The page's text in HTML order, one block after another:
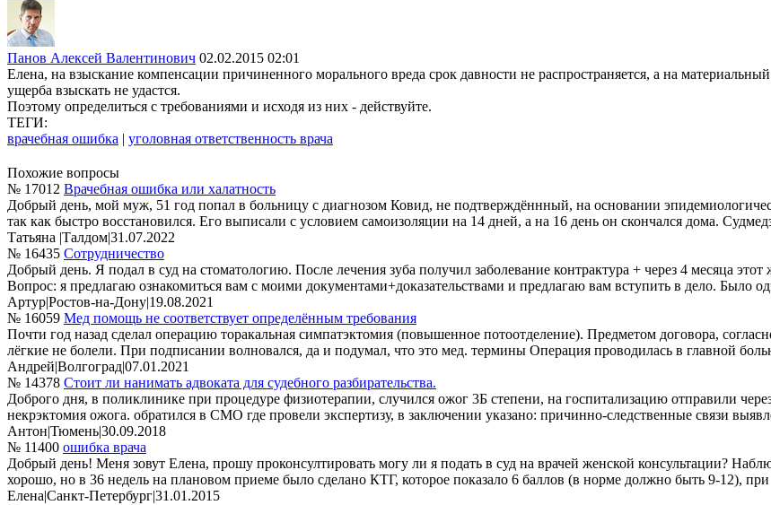
Панов Алексей Валентинович 02.02.2015 02:01
Елена, на взыскание компенсации причиненного морального вреда срок давности не распространяется, а на
ущерба взыскать не удастся.
Поэтому определиться с требованиями и исходя из них - действуйте.
ТЕГИ:
врачебная ошибка | уголовная ответственность врача
Похожие вопросы
№ 17012 Врачебная ошибка или халатность
Добрый день, мой муж, 51 год попал в больницу с диагнозом Ковид, не подтверждённный, на основании
так как быстро восстановился. Его выписали с условием самоизоляции на 14 дней, а на 16 день он скончался дома.
Татьяна |Талдом|31.07.2022
№ 16435 Сотрудничество
Добрый день. Я подал в суд на стоматологию. После лечения зуба получил заболевание контрактура + через 4 месяца
Вопрос: я предлагаю ознакомиться вам с моими документами+доказательствами и предлагаю вам вступить в дело. Было
Артур|Ростов-на-Дону|19.08.2021
№ 16059 Мед помощь не соответствует определённым требования
Почти год назад сделал операцию торакальная симпатэктомия (повышенное потоотделение). Предметом договора,
лёгкие не болели. При подписании волновался, да и подумал, что это мед. термины Операция проводилась в главной
Андрей|Волгоград|07.01.2021
№ 14378 Стоит ли нанимать адвоката для судебного разбирательства.
Доброго дня, в поликлинике при процедуре физиотерапии, случился ожог 3Б степени, на госпитализацию отправили
некрэктомия ожога. обратился в СМО где провели экспертизу, в заключении указано: причинно-следственные связи
Антон|Тюмень|30.09.2018
№ 11400 ошибка врача
Добрый день! Меня зовут Елена, прошу проконсултировать могу ли я подать в суд на врачей женской консультации?
хорошо, но в 36 недель на плановом приеме было сделано КТГ, которое показало 6 баллов (в норме должно быть 9-12),
Елена|Санкт-Петербург|31.01.2015